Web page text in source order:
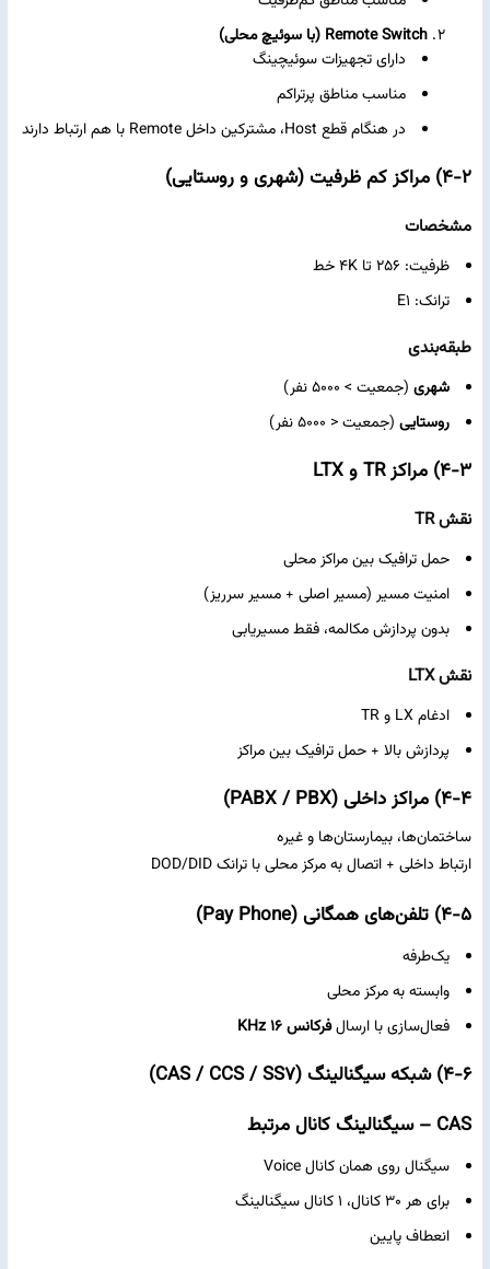
Remote Switch (با سوئیچ محلی)
دارای تجهیزات سوئیچینگ
مناسب مناطق پرتراکم
در هنگام قطع Host، مشترکین داخل Remote با هم ارتباط دارند
۴-۲) مراکز کم‌ ظرفیت (شهری و روستایی)
مشخصات
ظرفیت: 256 تا 4K خط
ترانک: E1
طبقه‌بندی
شهری (جمعیت > 5000 نفر)
روستایی (جمعیت < 5000 نفر)
۴-۳) مراکز TR و LTX
نقش TR
حمل ترافیک بین مراکز محلی
امنیت مسیر (مسیر اصلی + مسیر سرریز)
بدون پردازش مکالمه، فقط مسیریابی
نقش LTX
ادغام LX و TR
پردازش بالا + حمل ترافیک بین مراکز
۴-۴) مراکز داخلی (PABX / PBX)
ساختمان‌ها، بیمارستان‌ها و غیره
ارتباط داخلی + اتصال به مرکز محلی با ترانک DOD/DID
۴-۵) تلفن‌های همگانی (Pay Phone)
یک‌طرفه
وابسته به مرکز محلی
فعال‌سازی با ارسالفرکانس 16 KHz
۴-۶) شبکه سیگنالینگ (CAS / CCS / SS7)
CAS – سیگنالینگ کانال مرتبط
سیگنال روی همان کانال Voice
برای هر ۳۰ کانال، ۱ کانال سیگنالینگ
انعطاف پایین